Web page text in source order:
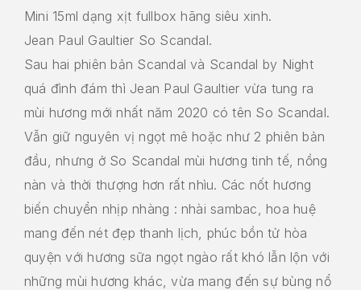
Mini 15ml dạng xịt fullbox hãng siêu xinh.
Jean Paul Gaultier So Scandal.
Sau hai phiên bản Scandal và Scandal by Night
quá đình đám thì Jean Paul Gaultier vừa tung ra
mùi hương mới nhất năm 2020 có tên So Scandal.
Vẫn giữ nguyên vị ngọt mê hoặc như 2 phiên bản
đầu, nhưng ở So Scandal mùi hương tinh tế, nồng
nàn và thời thượng hơn rất nhìu. Các nốt hương
biến chuyển nhịp nhàng : nhài sambac, hoa huệ
mang đến nét đẹp thanh lịch, phúc bồn tử hòa
quyện với hương sữa ngọt ngào rất khó lẫn lộn với
những mùi hương khác, vừa mang đến sự bùng nổ